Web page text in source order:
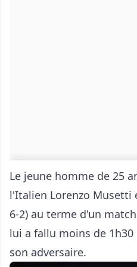
Le jeune homme de 25
l'Italien Lorenzo Musetti
6-2) au terme d'un
lui a fallu moins de
son adversaire.